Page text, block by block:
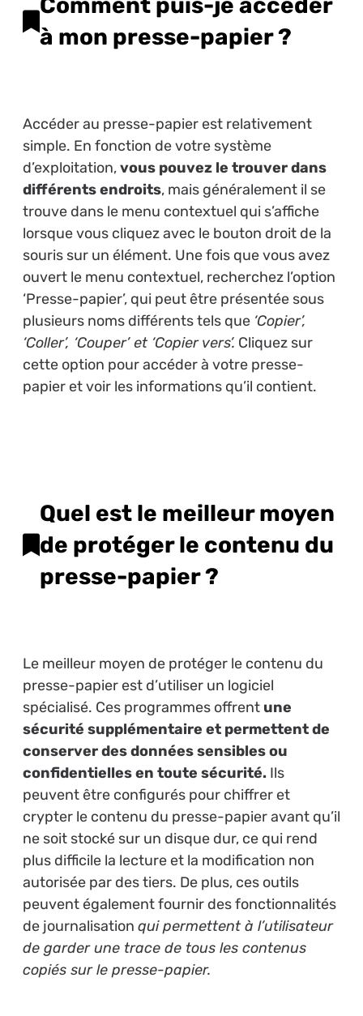
Comment puis-je accéder
à mon presse-papier ?
Accéder au presse-papier est relativement
simple. En fonction de votre système
d’exploitation,vous pouvez le trouver dans
différents endroits, mais généralement il se
trouve dans le menu contextuel qui s’affiche
lorsque vous cliquez avec le bouton droit de la
souris sur un élément. Une fois que vous avez
ouvert le menu contextuel, recherchez l’option
‘Presse-papier’, qui peut être présentée sous
plusieurs noms différents tels que ‘Copier’,
‘Coller’, ‘Couper’ et ‘Copier vers’. Cliquez sur
cette option pour accéder à votre presse-
papier et voir les informations qu’il contient.
Quel est le meilleur moyen
de protéger le contenu du
presse-papier ?
Le meilleur moyen de protéger le contenu du
presse-papier est d’utiliser un logiciel
spécialisé. Ces programmes offrent une
sécurité supplémentaire et permettent de
conserver des données sensibles ou
confidentielles en toute sécurité.Ils
peuvent être configurés pour chiffrer et
crypter le contenu du presse-papier avant qu’il
ne soit stocké sur un disque dur, ce qui rend
plus difficile la lecture et la modification non
autorisée par des tiers. De plus, ces outils
peuvent également fournir des fonctionnalités
de journalisation qui permettent à l’utilisateur
de garder une trace de tous les contenus
copiés sur le presse-papier.